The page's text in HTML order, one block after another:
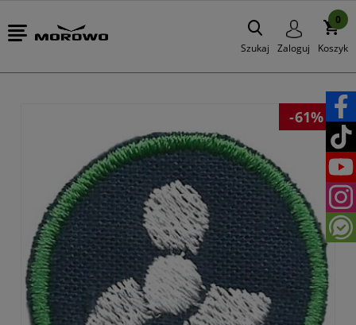
Szukaj Zaloguj Koszyk
0
-61%